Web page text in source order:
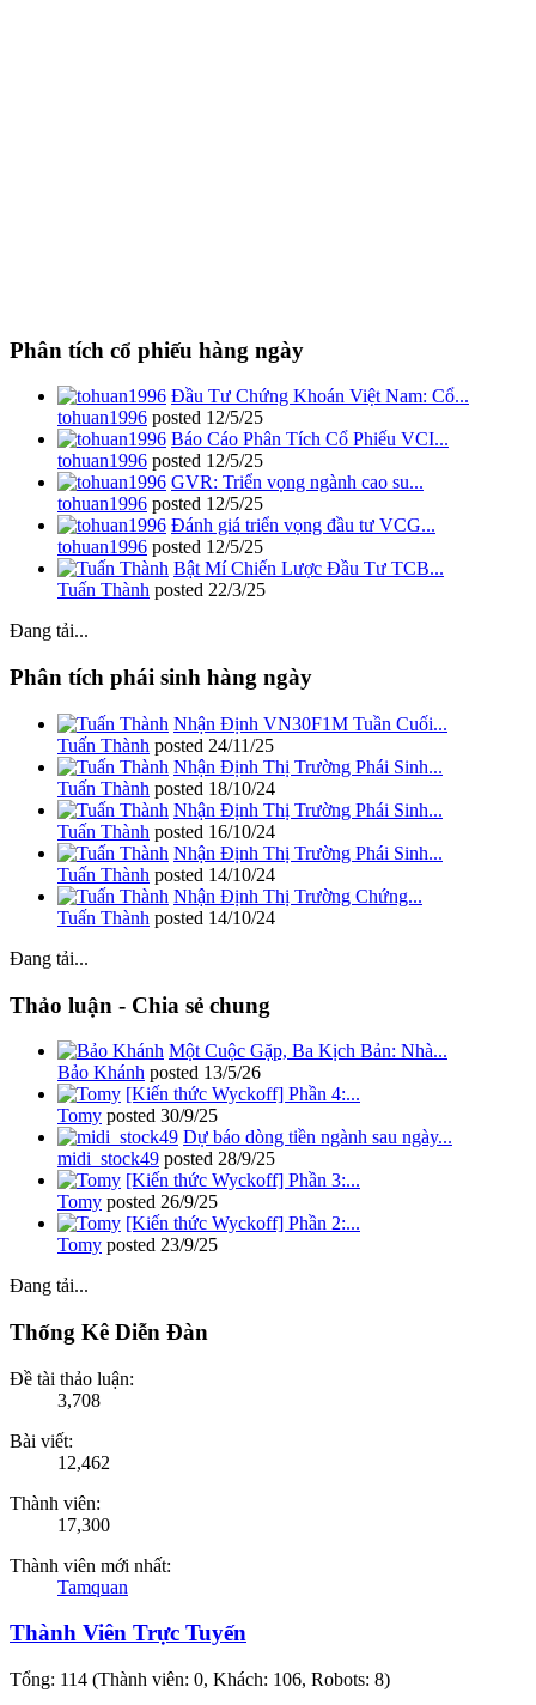
Phân tích cổ phiếu hàng ngày
Đầu Tư Chứng Khoán Việt Nam: Cổ...
tohuan1996 posted 12/5/25
Báo Cáo Phân Tích Cổ Phiếu VCI...
tohuan1996 posted 12/5/25
GVR: Triển vọng ngành cao su...
tohuan1996 posted 12/5/25
Đánh giá triển vọng đầu tư VCG...
tohuan1996 posted 12/5/25
Bật Mí Chiến Lược Đầu Tư TCB...
Tuấn Thành posted 22/3/25
Đang tải...
Phân tích phái sinh hàng ngày
Nhận Định VN30F1M Tuần Cuối...
Tuấn Thành posted 24/11/25
Nhận Định Thị Trường Phái Sinh...
Tuấn Thành posted 18/10/24
Nhận Định Thị Trường Phái Sinh...
Tuấn Thành posted 16/10/24
Nhận Định Thị Trường Phái Sinh...
Tuấn Thành posted 14/10/24
Nhận Định Thị Trường Chứng...
Tuấn Thành posted 14/10/24
Đang tải...
Thảo luận - Chia sẻ chung
Một Cuộc Gặp, Ba Kịch Bản: Nhà...
Bảo Khánh posted 13/5/26
[Kiến thức Wyckoff] Phần 4:...
Tomy posted 30/9/25
Dự báo dòng tiền ngành sau ngày...
midi_stock49 posted 28/9/25
[Kiến thức Wyckoff] Phần 3:...
Tomy posted 26/9/25
[Kiến thức Wyckoff] Phần 2:...
Tomy posted 23/9/25
Đang tải...
Thống Kê Diễn Đàn
Đề tài thảo luận:
3,708
Bài viết:
12,462
Thành viên:
17,300
Thành viên mới nhất:
Tamquan
Thành Viên Trực Tuyến
Tổng: 114 (Thành viên: 0, Khách: 106, Robots: 8)